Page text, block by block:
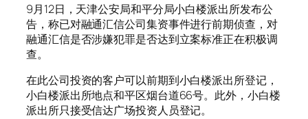
9月12日，天津公安局和平分局小白楼派出所发布公
告，称已对融通汇信公司集资事件进行前期侦查，对
融通汇信是否涉嫌犯罪是否达到立案标准正在积极调
查。
在此公司投资的客户可以前期到小白楼派出所登记，
小白楼派出所地点和平区烟台道66号。此外，小白楼
派出所只接受信达广场投资人员登记。